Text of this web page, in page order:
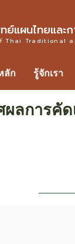
ย์แผนไทยและ
Thai Traditional
ลัก รู้จักเรา
ผลการคั